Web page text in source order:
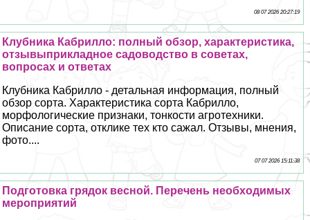
08 07 2026 20:27:19
Клубника Кабрилло: полный обзор, хаpaктеристика,
отзывыприкладное садоводство в советах,
вопросах и ответах
Клубника Кабрилло - детальная информация, полный
обзор сорта. Хаpaктеристика сорта Кабрилло,
морфологические признаки, тонкости агротехники.
Описание сорта, отклике тех кто сажал. Отзывы, мнения,
фото....
07 07 2026 15:11:38
Подготовка грядок весной. Перечень необходимых
мероприятий